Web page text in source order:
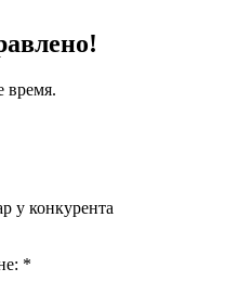
время.
у конкурента
*